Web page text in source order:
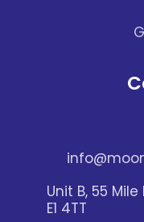
Unit B, 55
E1 4TT